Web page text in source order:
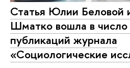
Статья Юлии Беловой
Шматко вошла в
публикаций журнала
«Социологические